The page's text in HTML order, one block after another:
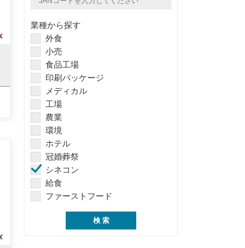
業種から探す
外食
小売
食品工場
印刷パッケージ
メディカル
工場
農業
環境
ホテル
冠婚葬祭
シネコン
給食
ファーストフード